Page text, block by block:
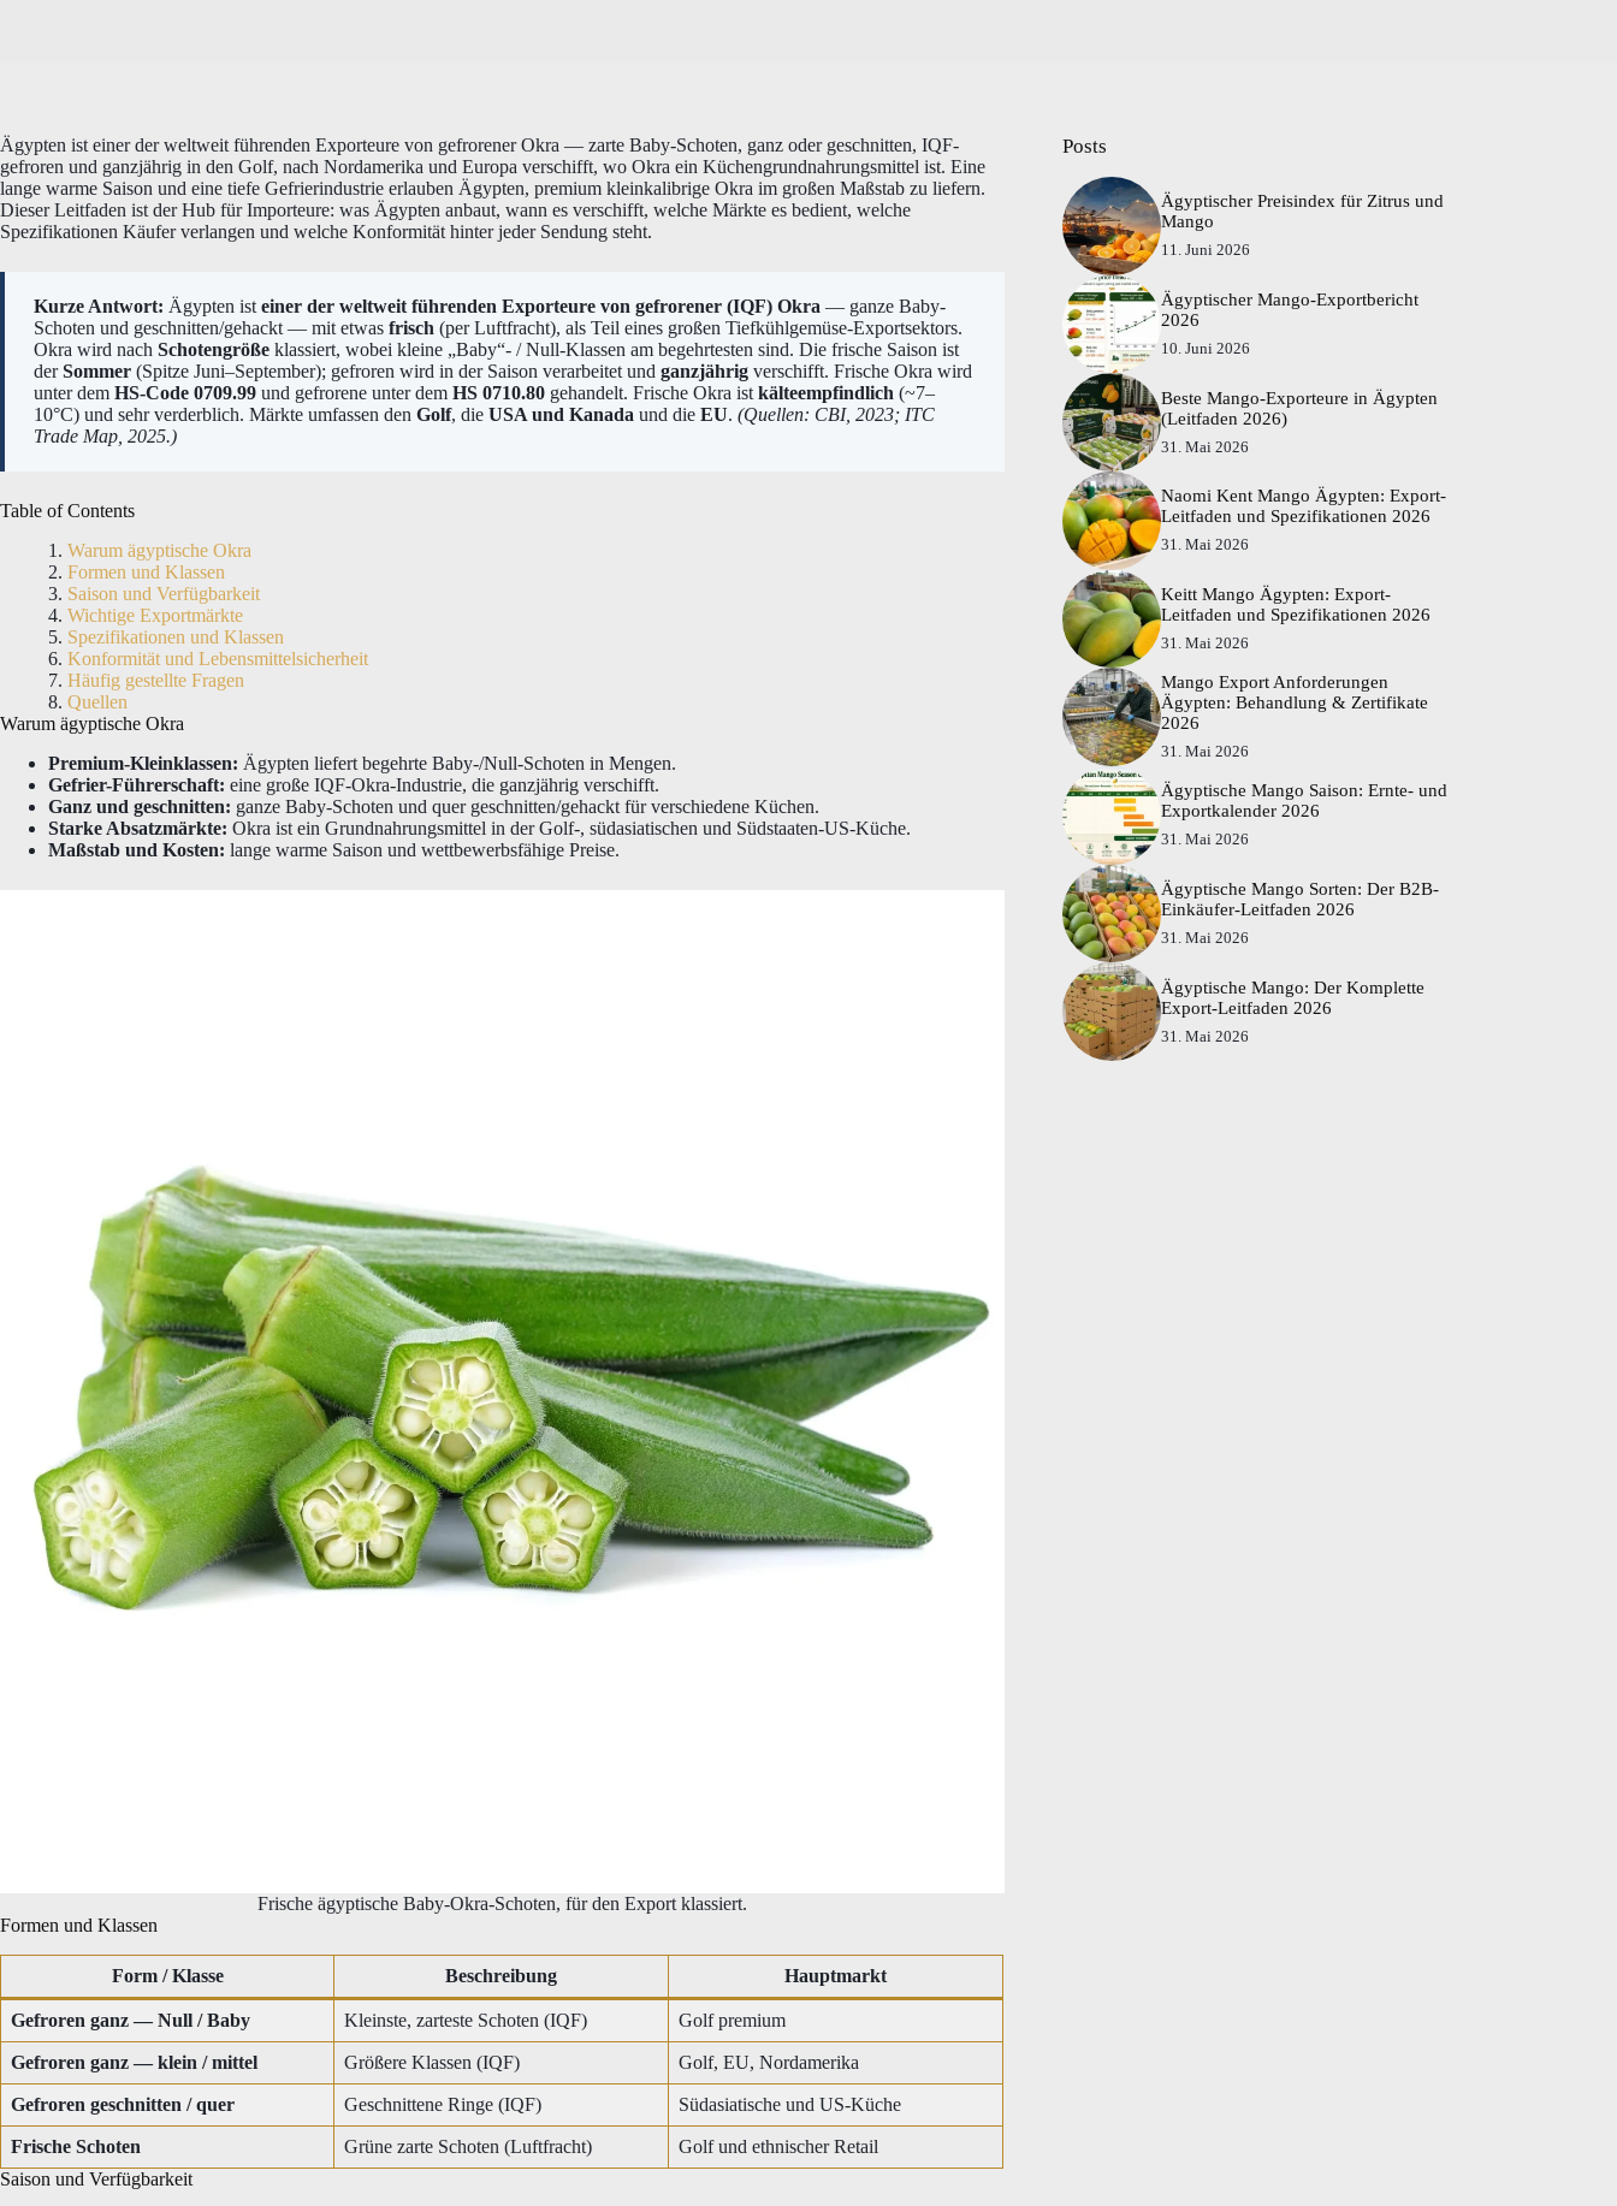
Ägypten ist einer der weltweit führenden Exporteure von gefrorener Okra — zarte Baby-Schoten, ganz oder geschnitten, IQF-
gefroren und ganzjährig in den Golf, nach Nordamerika und Europa verschifft, wo Okra ein Küchengrundnahrungsmittel ist. Eine
lange warme Saison und eine tiefe Gefrierindustrie erlauben Ägypten, premium kleinkalibrige Okra im großen Maßstab zu liefern.
Dieser Leitfaden ist der Hub für Importeure: was Ägypten anbaut, wann es verschifft, welche Märkte es bedient, welche
Spezifikationen Käufer verlangen und welche Konformität hinter jeder Sendung steht.
Kurze Antwort: Ägypten ist einer der weltweit führenden Exporteure von gefrorener (IQF) Okra — ganze Baby-
Schoten und geschnitten/gehackt — mit etwas frisch (per Luftfracht), als Teil eines großen Tiefkühlgemüse-Exportsektors.
Okra wird nach Schotengröße klassiert, wobei kleine „Baby“- / Null-Klassen am begehrtesten sind. Die frische Saison ist
derSommer (Spitze Juni–September); gefroren wird in der Saison verarbeitet und ganzjährig verschifft. Frische Okra wird
unter dem HS-Code 0709.99 und gefrorene unter dem HS 0710.80 gehandelt. Frische Okra ist kälteempfindlich (~7–
10°C) und sehr verderblich. Märkte umfassen den Golf, die USA und Kanada und die EU. (Quellen: CBI, 2023; ITC
Trade Map, 2025.)
Table of Contents
Warum ägyptische Okra
Formen und Klassen
Saison und Verfügbarkeit
Wichtige Exportmärkte
Spezifikationen und Klassen
Konformität und Lebensmittelsicherheit
Häufig gestellte Fragen
Quellen
Warum ägyptische Okra
Premium-Kleinklassen: Ägypten liefert begehrte Baby-/Null-Schoten in Mengen.
Gefrier-Führerschaft: eine große IQF-Okra-Industrie, die ganzjährig verschifft.
Ganz und geschnitten: ganze Baby-Schoten und quer geschnitten/gehackt für verschiedene Küchen.
Starke Absatzmärkte: Okra ist ein Grundnahrungsmittel in der Golf-, südasiatischen und Südstaaten-US-Küche.
Maßstab und Kosten: lange warme Saison und wettbewerbsfähige Preise.
Frische ägyptische Baby-Okra-Schoten, für den Export klassiert.
Formen und Klassen
Form / Klasse Beschreibung Hauptmarkt
Gefroren ganz — Null / Baby Kleinste, zarteste Schoten (IQF) Golf premium
Gefroren ganz — klein / mittel Größere Klassen (IQF) Golf, EU, Nordamerika
Gefroren geschnitten / quer Geschnittene Ringe (IQF) Südasiatische und US-Küche
Frische Schoten Grüne zarte Schoten (Luftfracht)
Golf und ethnischer Retail
Saison und Verfügbarkeit
Posts
Ägyptischer Preisindex für Zitrus und
Mango
11. Juni 2026
Ägyptischer Mango-Exportbericht
2026
10. Juni 2026
Beste Mango-Exporteure in Ägypten
(Leitfaden 2026)
31. Mai 2026
Naomi Kent Mango Ägypten: Export-
Leitfaden und Spezifikationen 2026
31. Mai 2026
Keitt Mango Ägypten: Export-
Leitfaden und Spezifikationen 2026
31. Mai 2026
Mango Export Anforderungen
Ägypten: Behandlung & Zertifikate
2026
31. Mai 2026
Ägyptische Mango Saison: Ernte- und
Exportkalender 2026
31. Mai 2026
Ägyptische Mango Sorten: Der B2B-
Einkäufer-Leitfaden 2026
31. Mai 2026
Ägyptische Mango: Der Komplette
Export-Leitfaden 2026
31. Mai 2026